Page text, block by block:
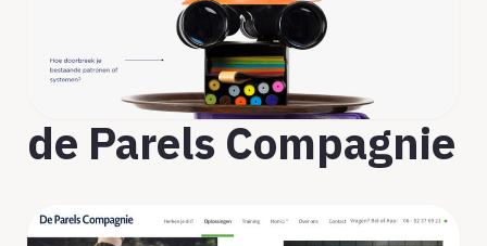
de Parels Compagnie